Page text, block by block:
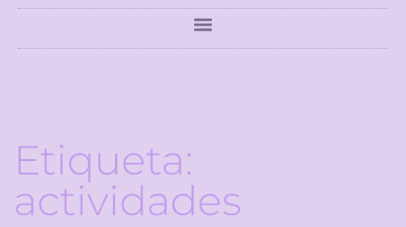
Etiqueta:
actividades